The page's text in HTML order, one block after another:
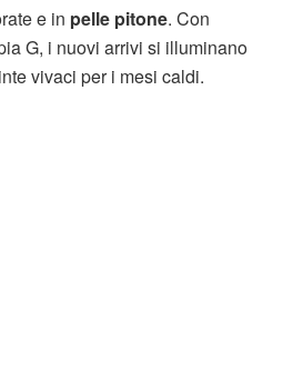
e in pelle pitone. Con
G, i nuovi arrivi si illuminano
vivaci per i mesi caldi.